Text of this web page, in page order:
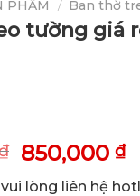
PHẨM / Ban thờ
tường giá
850,000₫
lòng liên hệ